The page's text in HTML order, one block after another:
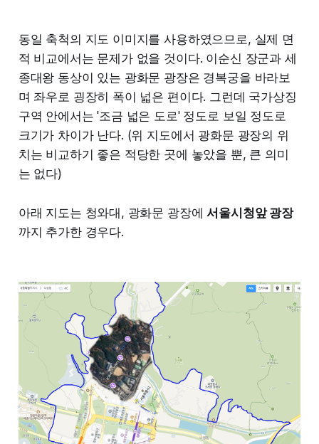
동일 축척의 지도 이미지를 사용하였으므로, 실제 면
적 비교에서는 문제가 없을 것이다. 이순신 장군과 세
종대왕 동상이 있는 광화문 광장은 경복궁을 바라보
며 좌우로 굉장히 폭이 넓은 편이다. 그런데 국가상징
구역 안에서는 '조금 넓은 도로' 정도로 보일 정도로
크기가 차이가 난다. (위 지도에서 광화문 광장의 위
치는 비교하기 좋은 적당한 곳에 놓았을 뿐, 큰 의미
는 없다)
아래 지도는 청와대, 광화문 광장에서울시청앞 광장
까지 추가한 경우다.